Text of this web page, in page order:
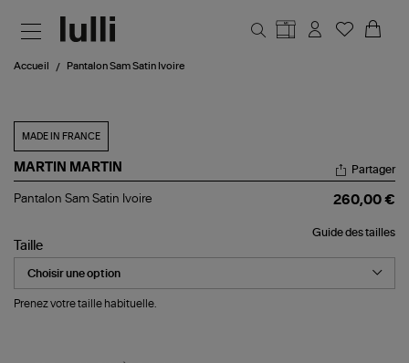
Accueil Pantalon Sam Satin Ivoire
MADE IN FRANCE
MARTIN MARTIN
Pantalon
Ivoire
Partager
Pantalon Sam Satin Ivoire 260,00 €
Guide des tailles
Taille
Prenez votre taille habituelle.